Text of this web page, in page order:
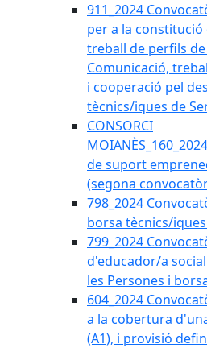
911_2024
per a la
treball de perfils
Comunicació,
i cooperació pel
tècnics/iques de
CONSORCI
de suport
(segona
798_2024
borsa tècnics/
799_2024
d'educador/a
les Persones i
604_2024
a la cobertura
(A1), i provisió